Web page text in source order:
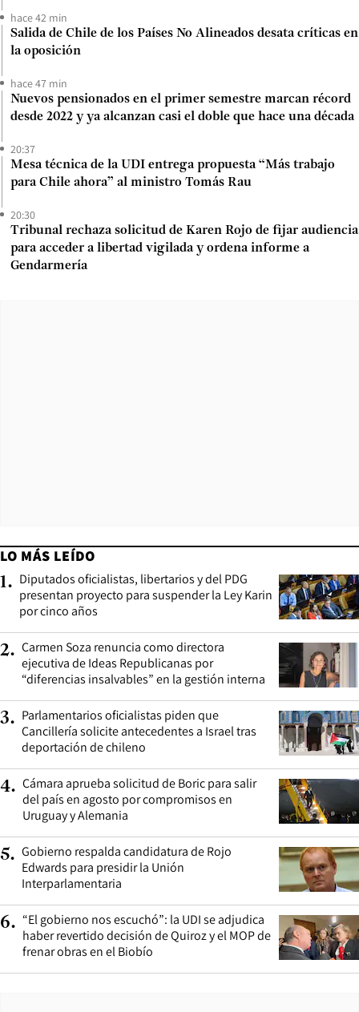
hace 42 min
Salida de Chile de los Países No Alineados desata críticas en
la oposición
hace 47 min
Nuevos pensionados en el primer semestre marcan récord
desde 2022 y ya alcanzan casi el doble que hace una década
20:37
Mesa técnica de la UDI entrega propuesta “Más trabajo
para Chile ahora” al ministro Tomás Rau
20:30
Tribunal rechaza solicitud de Karen Rojo de fijar audiencia
para acceder a libertad vigilada y ordena informe a
Gendarmería
LO MÁS LEÍDO
1. Diputados oficialistas, libertarios y del PDG
presentan proyecto para suspender la Ley Karin
por cinco años
2. Carmen Soza renuncia como directora
ejecutiva de Ideas Republicanas por
“diferencias insalvables” en la gestión interna
3. Parlamentarios oficialistas piden que
Cancillería solicite antecedentes a Israel tras
deportación de chileno
4. Cámara aprueba solicitud de Boric para salir
del país en agosto por compromisos en
Uruguay y Alemania
5. Gobierno respalda candidatura de Rojo
Edwards para presidir la Unión
Interparlamentaria
6. “El gobierno nos escuchó”: la UDI se adjudica
haber revertido decisión de Quiroz y el MOP de
frenar obras en el Biobío